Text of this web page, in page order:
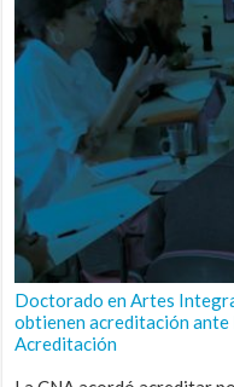
Doctorado en Artes
obtienen acreditación ante
Acreditación